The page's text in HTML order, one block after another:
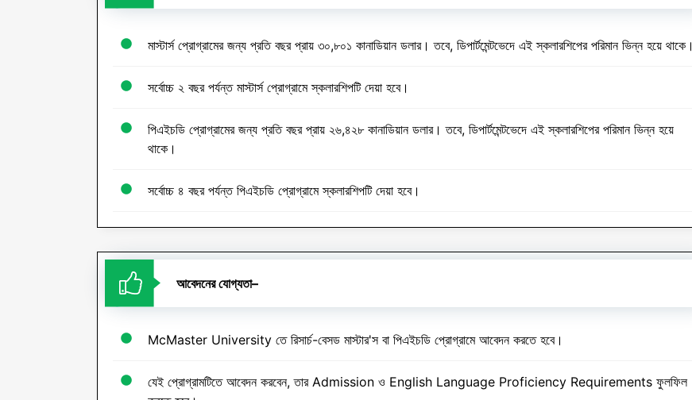
মাস্টার্স প্রোগ্রামের জন্য প্রতি বছর প্রায় ৩০,৮০১ কানাডিয়ান ডলার। তবে, ডিপার্টমেন্টভেদে এই স্কলারশিপের পরিমান ভিন্ন হয়ে থাকে।
সর্বোচ্চ ২ বছর পর্যন্ত মাস্টার্স প্রোগ্রামে স্কলারশিপটি দেয়া হবে।
পিএইচডি প্রোগ্রামের জন্য প্রতি বছর প্রায় ২৬,৪২৮ কানাডিয়ান ডলার। তবে, ডিপার্টমেন্টভেদে এই স্কলারশিপের পরিমান ভিন্ন হয়ে
থাকে।
সর্বোচ্চ ৪ বছর পর্যন্ত পিএইচডি প্রোগ্রামে স্কলারশিপটি দেয়া হবে।
আবেদনের যোগ্যতা–
McMaster University তে রিসার্চ-বেসড মাস্টার'স বা পিএইচডি প্রোগ্রামে আবেদন করতে হবে।
যেই প্রোগ্রামটিতে আবেদন করবেন, তার Admission ও English Language Proficiency Requirements ফুলফিল